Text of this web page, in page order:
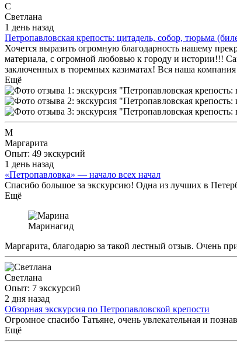
С
Светлана
1 день назад
Петропавловская крепость: цитадель, собор, тюрьма
Хочется выразить огромную благодарность нашему
материала, с огромной любовью к городу и истории!!!
заключенных в тюремных казиматах! Вся наша компания
Ещё
М
Маргарита
Опыт: 49 экскурсий
1 день назад
«Петропавловка» — начало всех начал
Спасибо большое за экскурсию! Одна из лучших в
Ещё
Маринагид
Маргарита, благодарю за такой лестный отзыв. Очень
Светлана
Опыт: 7 экскурсий
2 дня назад
Обзорная экскурсия по Петропавловской крепости
Огромное спасибо Татьяне, очень увлекательная и
Ещё